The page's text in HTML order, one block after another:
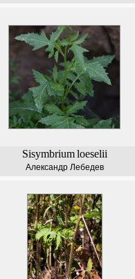
Sisymbrium loeselii
Александр Лебедев